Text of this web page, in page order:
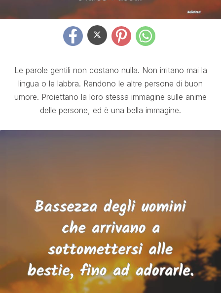
Le parole gentili non costano nulla. Non irritano mai la
lingua o le labbra. Rendono le altre persone di buon
umore. Proiettano la loro stessa immagine sulle anime
delle persone, ed è una bella immagine.